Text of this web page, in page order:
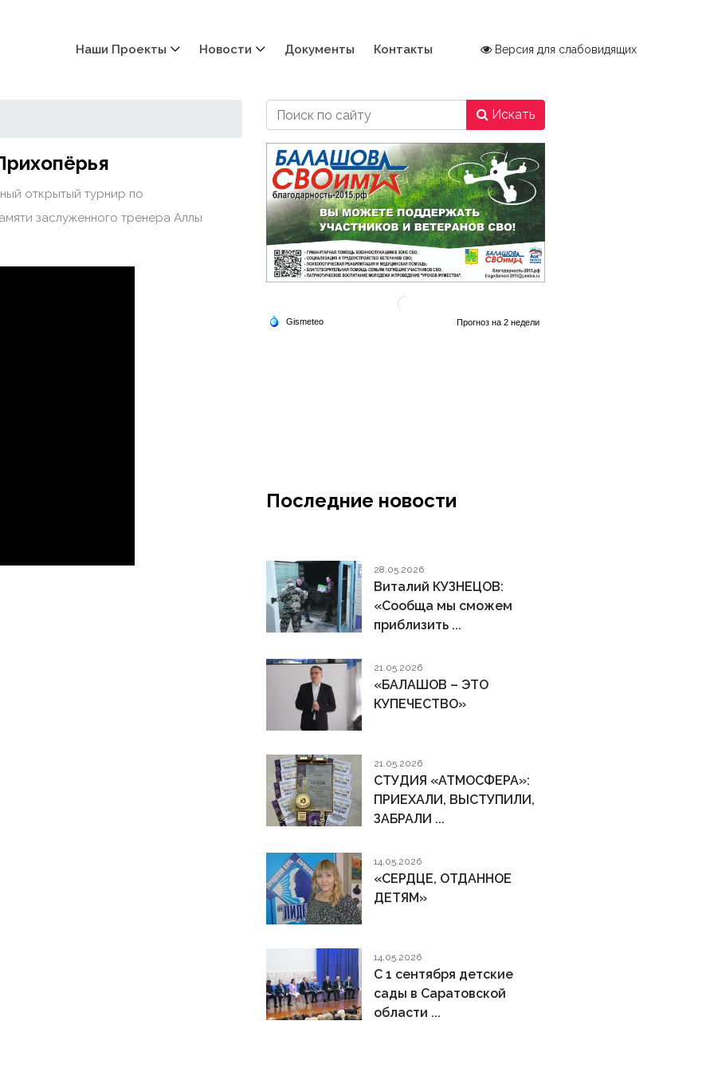
Наши Проекты Новости Документы Контакты Версия для слабовидящих
открытый турнир по
заслуженного тренера Аллы
Искать
Последние новости
28.05.2026
Виталий КУЗНЕЦОВ:
«Сообща мы сможем
приблизить ...
21.05.2026
«БАЛАШОВ – ЭТО
КУПЕЧЕСТВО»
21.05.2026
СТУДИЯ «АТМОСФЕРА»:
ПРИЕХАЛИ, ВЫСТУПИЛИ,
ЗАБРАЛИ ...
14.05.2026
«СЕРДЦЕ, ОТДАННОЕ
ДЕТЯМ»
14.05.2026
С 1 сентября детские
сады в Саратовской
области ...